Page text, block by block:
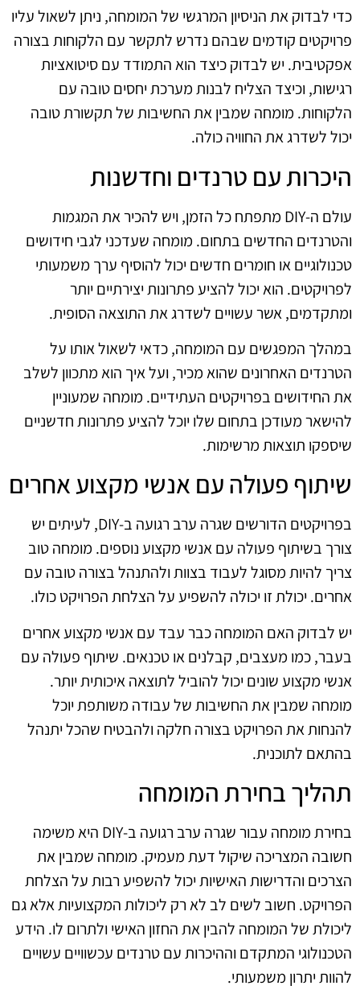
כדי לבדוק את הניסיון המרגשי של המומחה, ניתן לשאול עליו
פרויקטים קודמים שבהם נדרש לתקשר עם הלקוחות בצורה
אפקטיבית. יש לבדוק כיצד הוא התמודד עם סיטואציות
רגישות, וכיצד הצליח לבנות מערכת יחסים טובה עם
הלקוחות. מומחה שמבין את החשיבות של תקשורת טובה
יכול לשדרג את החוויה כולה.
היכרות עם טרנדים וחדשנות
עולם ה-DIY מתפתח כל הזמן, ויש להכיר את המגמות
והטרנדים החדשים בתחום. מומחה שעדכני לגבי חידושים
טכנולוגיים או חומרים חדשים יכול להוסיף ערך משמעותי
לפרויקטים. הוא יכול להציע פתרונות יצירתיים יותר
ומתקדמים, אשר עשויים לשדרג את התוצאה הסופית.
במהלך המפגשים עם המומחה, כדאי לשאול אותו על
הטרנדים האחרונים שהוא מכיר, ועל איך הוא מתכוון לשלב
את החידושים בפרויקטים העתידיים. מומחה שמעוניין
להישאר מעודכן בתחום שלו יוכל להציע פתרונות חדשניים
שיספקו תוצאות מרשימות.
שיתוף פעולה עם אנשי מקצוע אחרים
בפרויקטים הדורשים שגרה ערב רגועה ב-DIY, לעיתים יש
צורך בשיתוף פעולה עם אנשי מקצוע נוספים. מומחה טוב
צריך להיות מסוגל לעבוד בצוות ולהתנהל בצורה טובה עם
אחרים. יכולת זו יכולה להשפיע על הצלחת הפרויקט כולו.
יש לבדוק האם המומחה כבר עבד עם אנשי מקצוע אחרים
בעבר, כמו מעצבים, קבלנים או טכנאים. שיתוף פעולה עם
אנשי מקצוע שונים יכול להוביל לתוצאה איכותית יותר.
מומחה שמבין את החשיבות של עבודה משותפת יוכל
להנחות את הפרויקט בצורה חלקה ולהבטיח שהכל יתנהל
בהתאם לתוכנית.
תהליך בחירת המומחה
בחירת מומחה עבור שגרה ערב רגועה ב‑DIY היא משימה
חשובה המצריכה שיקול דעת מעמיק. מומחה שמבין את
הצרכים והדרישות האישיות יכול להשפיע רבות על הצלחת
הפרויקט. חשוב לשים לב לא רק ליכולות המקצועיות אלא גם
ליכולת של המומחה להבין את החזון האישי ולתרום לו. הידע
הטכנולוגי המתקדם וההיכרות עם טרנדים עכשוויים עשויים
להוות יתרון משמעותי.